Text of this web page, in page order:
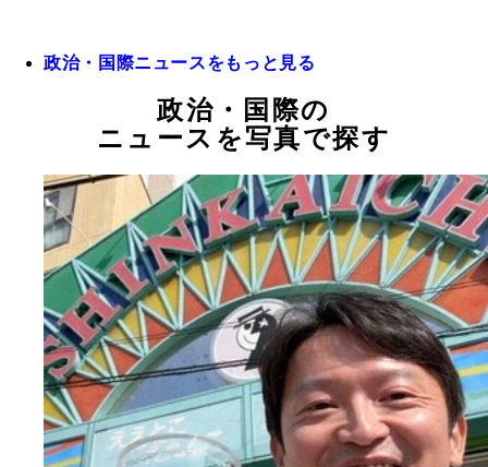
政治・国際ニュースをもっと見る
政治・国際の
ニュースを写真で探す